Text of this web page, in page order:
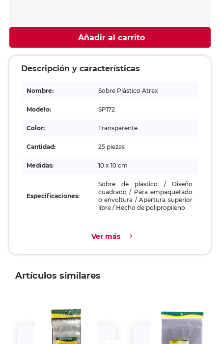
Añadir al carrito
Descripción y características
Nombre: Sobre Plástico Atrax
Modelo: SP172
Color: Transparente
Cantidad: 25 piezas
Medidas: 10 x 10 cm
Especificaciones:
Sobre de plástico / Diseño
cuadrado / Para empaquetado
o envoltura / Apertura superior
libre / Hecho de polipropileno
Ver más
Artículos similares